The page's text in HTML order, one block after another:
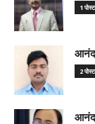
1 पोस्ट
आनंद
2 पोस्ट
आनंद